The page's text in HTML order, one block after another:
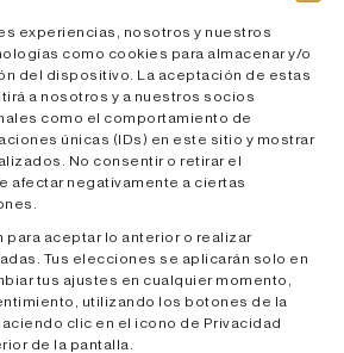
experiencias, nosotros y nuestros
como cookies para almacenar y/o
del dispositivo. La aceptación de estas
a nosotros y a nuestros socios
como el comportamiento de
únicas (IDs) en este sitio y mostrar
No consentir o retirar el
afectar negativamente a ciertas
para aceptar lo anterior o realizar
Tus elecciones se aplicarán solo en
tus ajustes en cualquier momento,
utilizando los botones de la
clic en el icono de Privacidad
de la pantalla.
barricas de roble francés
violeta con destellos púrpura,
Con aromas de grosella negra,
mineral, toque de incienso y
grosella. Es un vino con alta
de grano fino integrados con
vino fluido, que discurre vibrante
Se sienten las finas especias de
haber estado criado en barrica de